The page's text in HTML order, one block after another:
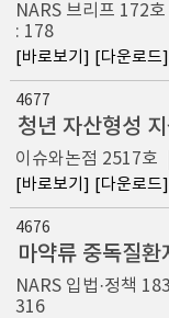
NARS 브리프 172호
: 178
[바로보기] [다운로드]
4677
이슈와논점 2517호
[바로보기] [다운로드]
4676
NARS 입법·정책
316